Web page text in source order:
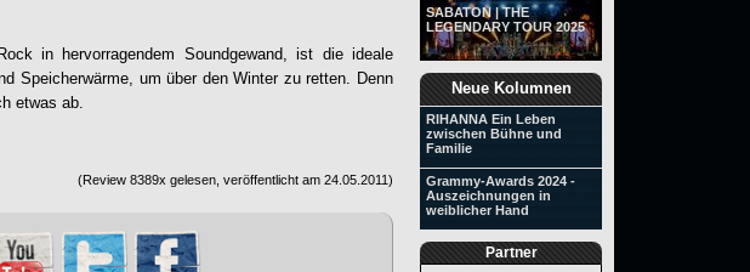
SABATON | THE
LEGENDARY TOUR 2025
Neue Kolumnen
RIHANNA Ein Leben
zwischen Bühne und
Familie
Grammy-Awards 2024 -
Auszeichnungen in
weiblicher Hand
Partner
in hervorragendem Soundgewand, ist die ideale
Speicherwärme, um über den Winter zu retten. Denn
etwas ab.
(Review 8389x gelesen, veröffentlicht am 24.05.2011)